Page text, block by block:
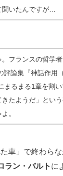
聞いたんですが…
。フランスの哲学
評論集『神話作用
まるまる1章を割
きたようだ」とい
。
車」で終わら
ラン・バルト に